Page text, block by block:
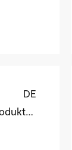
DE